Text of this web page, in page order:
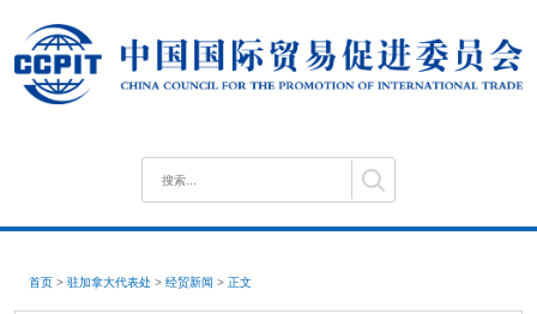
首页 > 驻加拿大代表处 > 经贸新闻 > 正文